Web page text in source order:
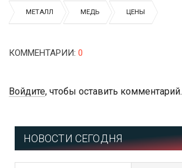
МЕТАЛЛ МЕДЬ ЦЕНЫ
КОММЕНТАРИИ: 0
Войдите, чтобы оставить комментарий.
НОВОСТИ СЕГОДНЯ